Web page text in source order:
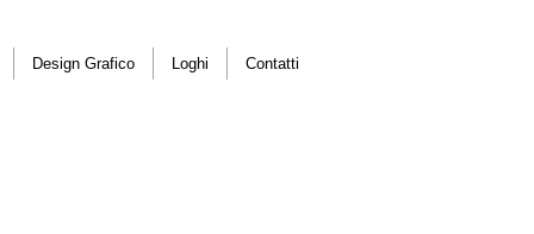
Design Grafico Loghi Contatti